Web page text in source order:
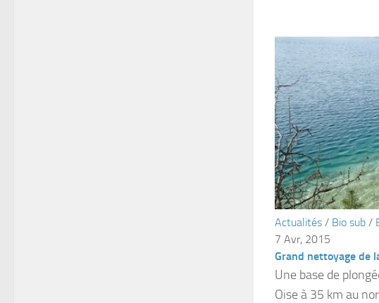
Actualités / Bio sub /
7 Avr, 2015
Grand nettoyage de
Une base de
Oise à 35 km au